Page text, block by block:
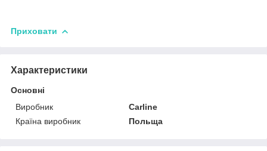
Приховати
Характеристики
Основні
Виробник
Carline
Країна виробник
Польща